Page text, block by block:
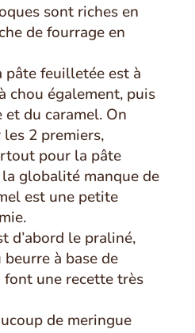
sont riches en
de fourrage en
pâte feuilletée est à
chou également, puis
et du caramel. On
2 premiers,
pour la pâte
globalité manque de
est une petite
d’abord le praliné,
à base de
font une recette très
de meringue